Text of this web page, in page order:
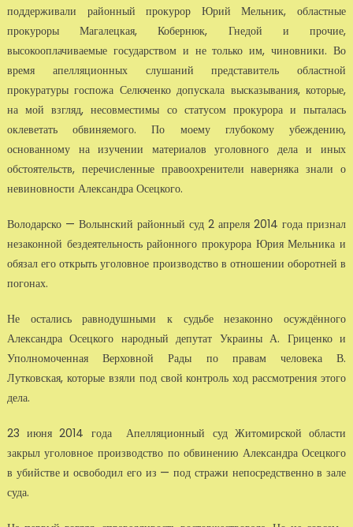
поддерживали районный прокурор Юрий Мельник, областные
прокуроры Магалецкая, Кобернюк, Гнедой и прочие,
высокооплачиваемые государством и не только им, чиновники. Во
время апелляционных слушаний представитель областной
прокуратуры госпожа Селюченко допускала высказывания, которые,
на мой взгляд, несовместимы со статусом прокурора и пыталась
оклеветать обвиняемого. По моему глубокому убеждению,
основанному на изучении материалов уголовного дела и иных
обстоятельств, перечисленные правоохренители наверняка знали о
невиновности Александра Осецкого.
Володарско — Волынский районный суд 2 апреля 2014 года признал
незаконной бездеятельность районного прокурора Юрия Мельника и
обязал его открыть уголовное производство в отношении оборотней в
погонах.
Не остались равнодушными к судьбе незаконно осуждённого
Александра Осецкого народный депутат Украины А. Гриценко и
Уполномоченная Верховной Рады по правам человека В.
Лутковская, которые взяли под свой контроль ход рассмотрения этого
дела.
23 июня 2014 года Апелляционный суд Житомирской области
закрыл уголовное производство по обвинению Александра Осецкого
в убийстве и освободил его из — под стражи непосредственно в зале
суда.